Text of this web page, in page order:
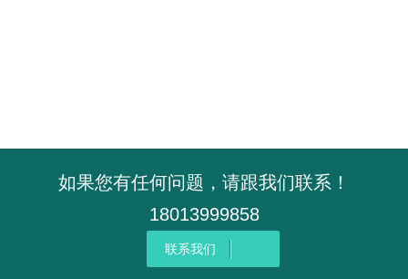
如果您有任何问题，请跟我们联系！
18013999858
联系我们